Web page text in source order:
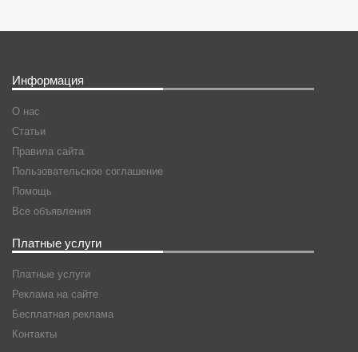
Информация
О нас
Статьи
Правила сайта
Пользовательское соглашение
Помощь
Все объявления
Платные услуги
Платные услуги
Реклама на сайте
Бесплатная реклама
Контакты